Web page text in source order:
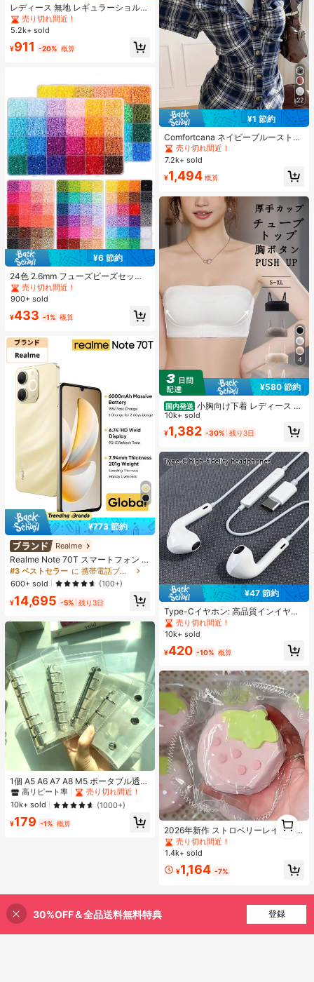
レディース 無地 レギュラーショルダ
ー 半袖Tシャツ ラウンドネック スリ
ムフィット 美シルエット 伸縮性 軽
チ トップス
売り切れ間近！
#2 ベストセラー
売り切れ間近！
#2 ベストセラー
売り切れ間近！
#2 ベストセラー
に 柔らかい 女性用トップス、ブラウス、Tシャツ
5.2k+ sold
¥911 -20% 概算
¥6 節約
24色 2.6mm フューズビーズセッ
ト、大人向けピクセルアートDIYパ
ズル、フューズビーズハンドメイド
DIYアイロンビーズハンドメイドク
ー、パーティーギフト、リフィルビ
ーズセット
#2 ベストセラー
に ジュエリー製作セット
売り切れ間近！
#2 ベストセラー
売り切れ間近！
#2 ベストセラー
売り切れ間近！
#2 ベストセラー
900+ sold
¥433 -1% 概算
¥773 節約
Realme
Realme Note 70T スマートフォン 4
GB+64GB/4GB+128GB/4GB+256G
B グローバル版 4G LTE、Android 15
アンロック携帯電話、6000mAh大
容量バッテリー、50MP AIカメラ、9
0Hzスクリーン モバイルフォン プラ
プセット、アダプターなし、ベトナ
ムSIMロック
#3 ベストセラー
に 携帯電話ブランド 携帯電話
600+ sold
(100+)
¥14,695 -5% 残り3日
1個 A5 A6 A7 A8 M5 ポータブル透明
ルーズリーフバインダー、透明ステ
ッカーブック、シールブック、ステ
ッカーブック、写真収納バッグ、フ
ォトアルバム、貯金プランブック、
プランナー、ノート、オフィス文房
#1 ベストセラー
マルチカラー バインダー
高リピート率
売り切れ間近！
#1 ベストセラー
マルチカラー バインダー
高リピート率
売り切れ間近！
#1 ベストセラー
マルチカラー バインダー
高リピート率
売り切れ間近！
#1 ベストセラー
高リピート率
売り切れ間近！
10k+ sold (1000+)
¥179 -1% 概算
22
¥1 節約
Comfortcana ネイビーブルーストラ
イプ パフスリーブ シングルブレスト
カジュアルシャツ、夏物アパレル
売り切れ間近！
7.2k+ sold
¥1,494 概算
4
¥580 節約
国内発送 小胸向け下着 レディース 、
脇高UPブラジャー 無地チューブト
ップ 、ストラップレスカップ付きブ
ラ 、取り外し可能な肩紐インナー、
トップ 白
10k+ sold
¥1,382 -30% 残り3日
¥47 節約
Type-Cイヤホン: 高品質インイヤー
ヘッドホン、3ボタンインラインコ
ントロール内蔵、音楽再生、通話応
ーズ、Plus、Pro、Pro Maxモデル対
#1 ベストセラー
に エレクトロニクス
売り切れ間近！
#1 ベストセラー
売り切れ間近！
#1 ベストセラー
売り切れ間近！
#1 ベストセラー
売り切れ間近！
10k+ sold
¥420 -10% 概算
2026年新作 ストロベリーレイヤー
ケーキ シリコンスクイーズトイ 1
個、厚手&ソフト、学生、誕生日、
クリスマス、ゲーマー、ストレス解
消に最適なギフト
#2 ベストセラー
に シリコーン ティーンエイジャー向けのノベルティ＆ギャグおもちゃ
売り切れ間近！
#2 ベストセラー
売り切れ間近！
#2 ベストセラー
売り切れ間近！
#2 ベストセラー
に シリコーン ティーンエイジャー向けのノベルティ＆ギャグおもちゃ
売り切れ間近！
1.4k+ sold
¥1,164 -7%
1
30%OFF＆全品送料無料特典 登録